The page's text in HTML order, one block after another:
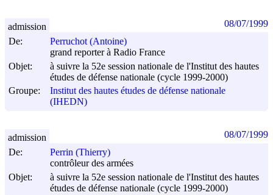
De:
Perruchot (Antoine)
grand reporter à Radio France
Objet:
à suivre la 52e session nationale de l'Institut des hautes
études de défense nationale (cycle 1999-2000)
Groupe:
Institut des hautes études de défense nationale
(IHEDN)
admission 08/07/1999
De:
Perrin (Thierry)
contrôleur des armées
Objet:
à suivre la 52e session nationale de l'Institut des hautes
études de défense nationale (cycle 1999-2000)
admission 08/07/1999